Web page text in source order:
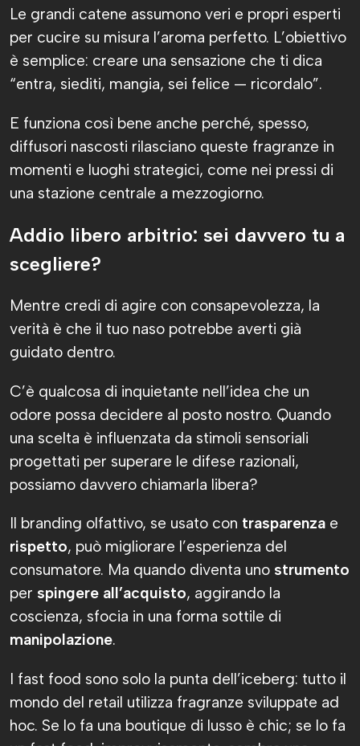
Le grandi catene assumono veri e propri esperti
per cucire su misura l’aroma perfetto. L’obiettivo
è semplice: creare una sensazione che ti dica
“entra, siediti, mangia, sei felice — ricordalo”.
E funziona così bene anche perché, spesso,
diffusori nascosti rilasciano queste fragranze in
momenti e luoghi strategici, come nei pressi di
una stazione centrale a mezzogiorno.
Addio libero arbitrio: sei davvero tu a
scegliere?
Mentre credi di agire con consapevolezza, la
verità è che il tuo naso potrebbe averti già
guidato dentro.
C’è qualcosa di inquietante nell’idea che un
odore possa decidere al posto nostro. Quando
una scelta è influenzata da stimoli sensoriali
progettati per superare le difese razionali,
possiamo davvero chiamarla libera?
Il branding olfattivo, se usato con trasparenza e
rispetto, può migliorare l’esperienza del
consumatore. Ma quando diventa uno strumento
per spingere all’acquisto, aggirando la
coscienza, sfocia in una forma sottile di
manipolazione.
I fast food sono solo la punta dell’iceberg: tutto il
mondo del retail utilizza fragranze sviluppate ad
hoc. Se lo fa una boutique di lusso è chic; se lo fa